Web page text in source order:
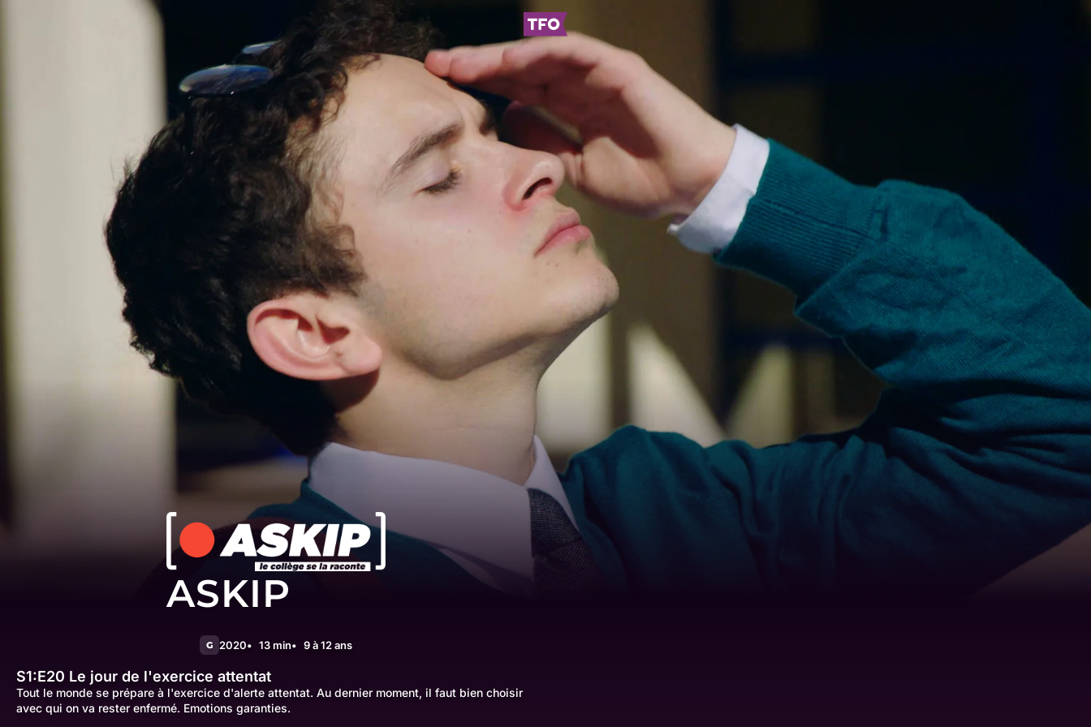
ASKIP
G 2020 13 min 9 à 12 ans
S1:E20 Le jour de l'exercice attentat
Tout le monde se prépare à l'exercice d'alerte attentat. Au dernier moment, il faut bien choisir
avec qui on va rester enfermé. Emotions garanties.